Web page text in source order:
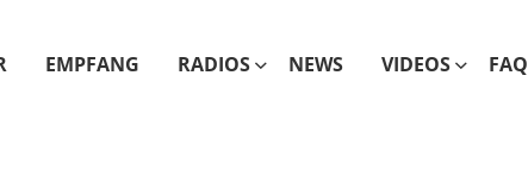
EMPFANG RADIOS NEWS VIDEOS FAQ